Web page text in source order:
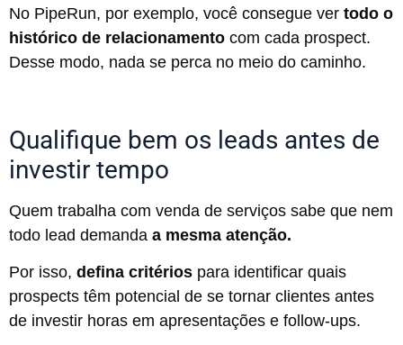
No PipeRun, por exemplo, você consegue ver todo o
histórico de relacionamento com cada prospect.
Desse modo, nada se perca no meio do caminho.
Qualifique bem os leads antes de
investir tempo
Quem trabalha com venda de serviços sabe que nem
todo lead demanda a mesma atenção.
Por isso, defina critérios para identificar quais
prospects têm potencial de se tornar clientes antes
de investir horas em apresentações e follow-ups.